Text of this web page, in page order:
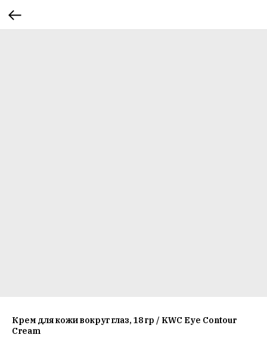
Крем для кожи вокруг глаз, 18 гр / KWC Eye Contour
Cream